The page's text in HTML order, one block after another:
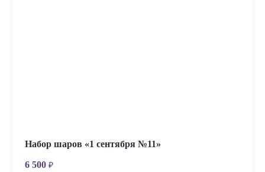
Набор шаров «1 сентября №11»
6 500 ₽